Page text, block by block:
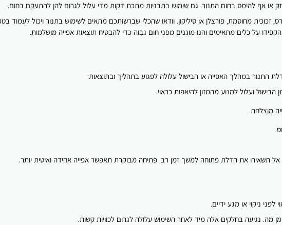
או אף להימס בחום התנור. גם שימוש בתבניות מתכת דקות מדי עלול לגרום להן להתעקם בחום.
מחוסמת, פורצלן או סיליקון. וודאו שהכלי שברשותכם מתאים לשימוש בתנור ויכול לעמוד
על כלים מתאימים והנו מוגנים מפני חום גבוה כדי להבטיח תוצאות אפייה מושלמות.
במהלך האפייה או הבישול עלולה לפגוע בתהליך ובתוצאות:
ועלול למנוע מהמזון להיאפות כראוי.
מוצלחת.
תשאירו את הדלת פתוחה למשך זמן רב. פתיחה מבוקרת תאפשר אפייה אחידה ואיטית יותר.
ניקוי או מגע ידיים.
מה. נגיעה בחלקים אלה מיד לאחר השימוש עלולה לגרום לכוויות קשות.